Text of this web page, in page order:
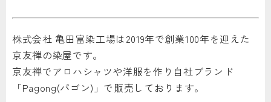
株式会社 亀田富染工場は2019年で創業100年を迎えた
京友禅の染屋です。
京友禅でアロハシャツや洋服を作り自社ブランド
「Pagong(パゴン)」で販売しております。